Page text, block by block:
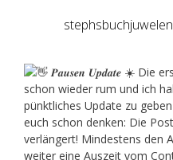
stephsbuchjuwelen